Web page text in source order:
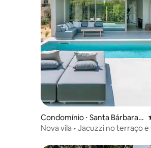
Condomínio ⋅ Santa Bárbara d
e Nexe
Nova vila • Jacuzzi no terraço e